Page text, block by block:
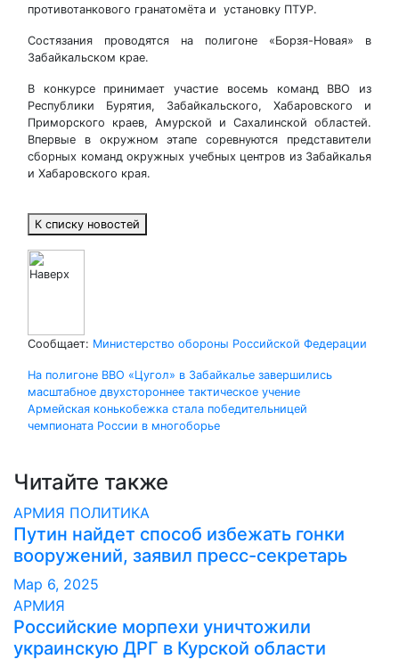
противотанкового гранатомёта и установку ПТУР.
Состязания проводятся на полигоне «Борзя-Новая» в
Забайкальском крае.
В конкурсе принимает участие восемь команд ВВО из
Республики Бурятия, Забайкальского, Хабаровского и
Приморского краев, Амурской и Сахалинской областей.
Впервые в окружном этапе соревнуются представители
сборных команд окружных учебных центров из Забайкалья
и Хабаровского края.
К списку новостей
Сообщает: Министерство обороны Российской Федерации
Навигация
по
На полигоне ВВО «Цугол» в Забайкалье завершились
масштабное двухстороннее тактическое учение
Армейская конькобежка стала победительницей
чемпионата России в многоборье
Читайте также
АРМИЯ ПОЛИТИКА
Путин найдет способ избежать гонки
вооружений, заявил пресс-секретарь
Мар 6, 2025
АРМИЯ
Российские морпехи уничтожили
украинскую ДРГ в Курской области